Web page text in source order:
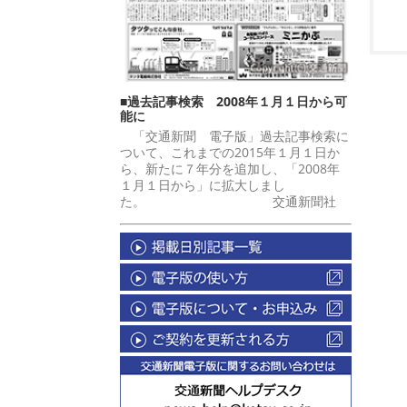
■過去記事検索 2008年１月１日から可
能に
「交通新聞 電子版」過去記事検索に
ついて、これまでの2015年１月１日か
ら、新たに７年分を追加し、「2008年
１月１日から」に拡大しまし
た。 交通新聞社